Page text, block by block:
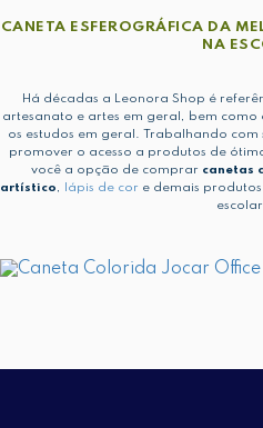
CANETA ESFEROGRÁFICA DA
NA
Há décadas a Leonora Shop é
artesanato e artes em geral, bem
os estudos em geral. Trabalhando
promover o acesso a produtos de
você a opção de comprar canetas
artístico, lápis de cor e demais